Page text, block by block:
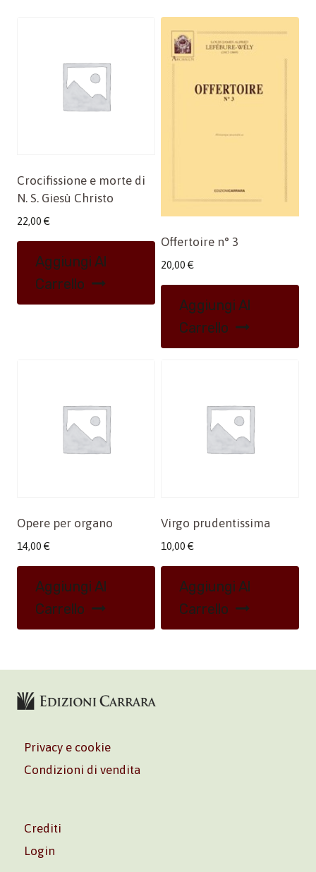
Crocifissione e morte di
N. S. Giesù Christo
22,00 €
Aggiungi Al
Carrello
Offertoire n° 3
20,00 €
Aggiungi Al
Carrello
Opere per organo
14,00 €
Aggiungi Al
Carrello
Virgo prudentissima
10,00 €
Aggiungi Al
Carrello
Privacy e cookie
Condizioni di vendita
Crediti
Login